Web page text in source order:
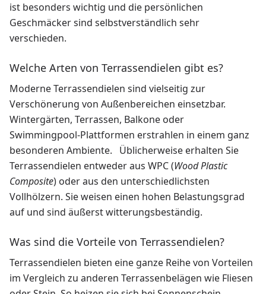
ist besonders wichtig und die persönlichen
Geschmäcker sind selbstverständlich sehr
verschieden.
Welche Arten von Terrassendielen gibt es?
Moderne Terrassendielen sind vielseitig zur
Verschönerung von Außenbereichen einsetzbar.
Wintergärten, Terrassen, Balkone oder
Swimmingpool-Plattformen erstrahlen in einem ganz
besonderen Ambiente. Üblicherweise erhalten Sie
Terrassendielen entweder aus WPC (Wood Plastic
Composite) oder aus den unterschiedlichsten
Vollhölzern. Sie weisen einen hohen Belastungsgrad
auf und sind äußerst witterungsbeständig.
Was sind die Vorteile von Terrassendielen?
Terrassendielen bieten eine ganze Reihe von Vorteilen
im Vergleich zu anderen Terrassenbelägen wie Fliesen